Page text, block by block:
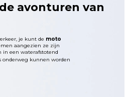
avonturen van
je kunt de moto
aangezien ze zijn
in een waterafstotend
onderweg kunnen worden